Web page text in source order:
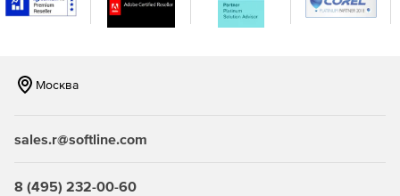
декодирования «на лету».
Москва
sales.r@softline.com
8 (495) 232-00-60